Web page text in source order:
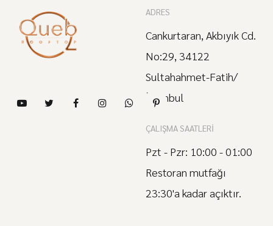
ADRES
Cankurtaran, Akbıyık Cd.
No:29, 34122
Sultahahmet-Fatih/
İstanbul
ÇALIŞMA SAATLERI
Pzt - Pzr: 10:00 - 01:00
Restoran mutfağı
23:30'a kadar açıktır.